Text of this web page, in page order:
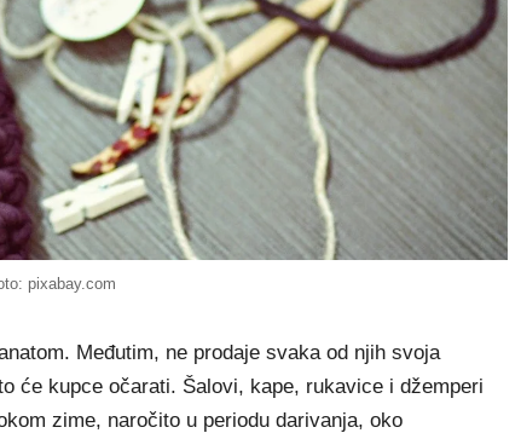
pixabay.com
Međutim, ne prodaje svaka od njih svoja
će kupce očarati. Šalovi, kape, rukavice i džemperi
zime, naročito u periodu darivanja, oko